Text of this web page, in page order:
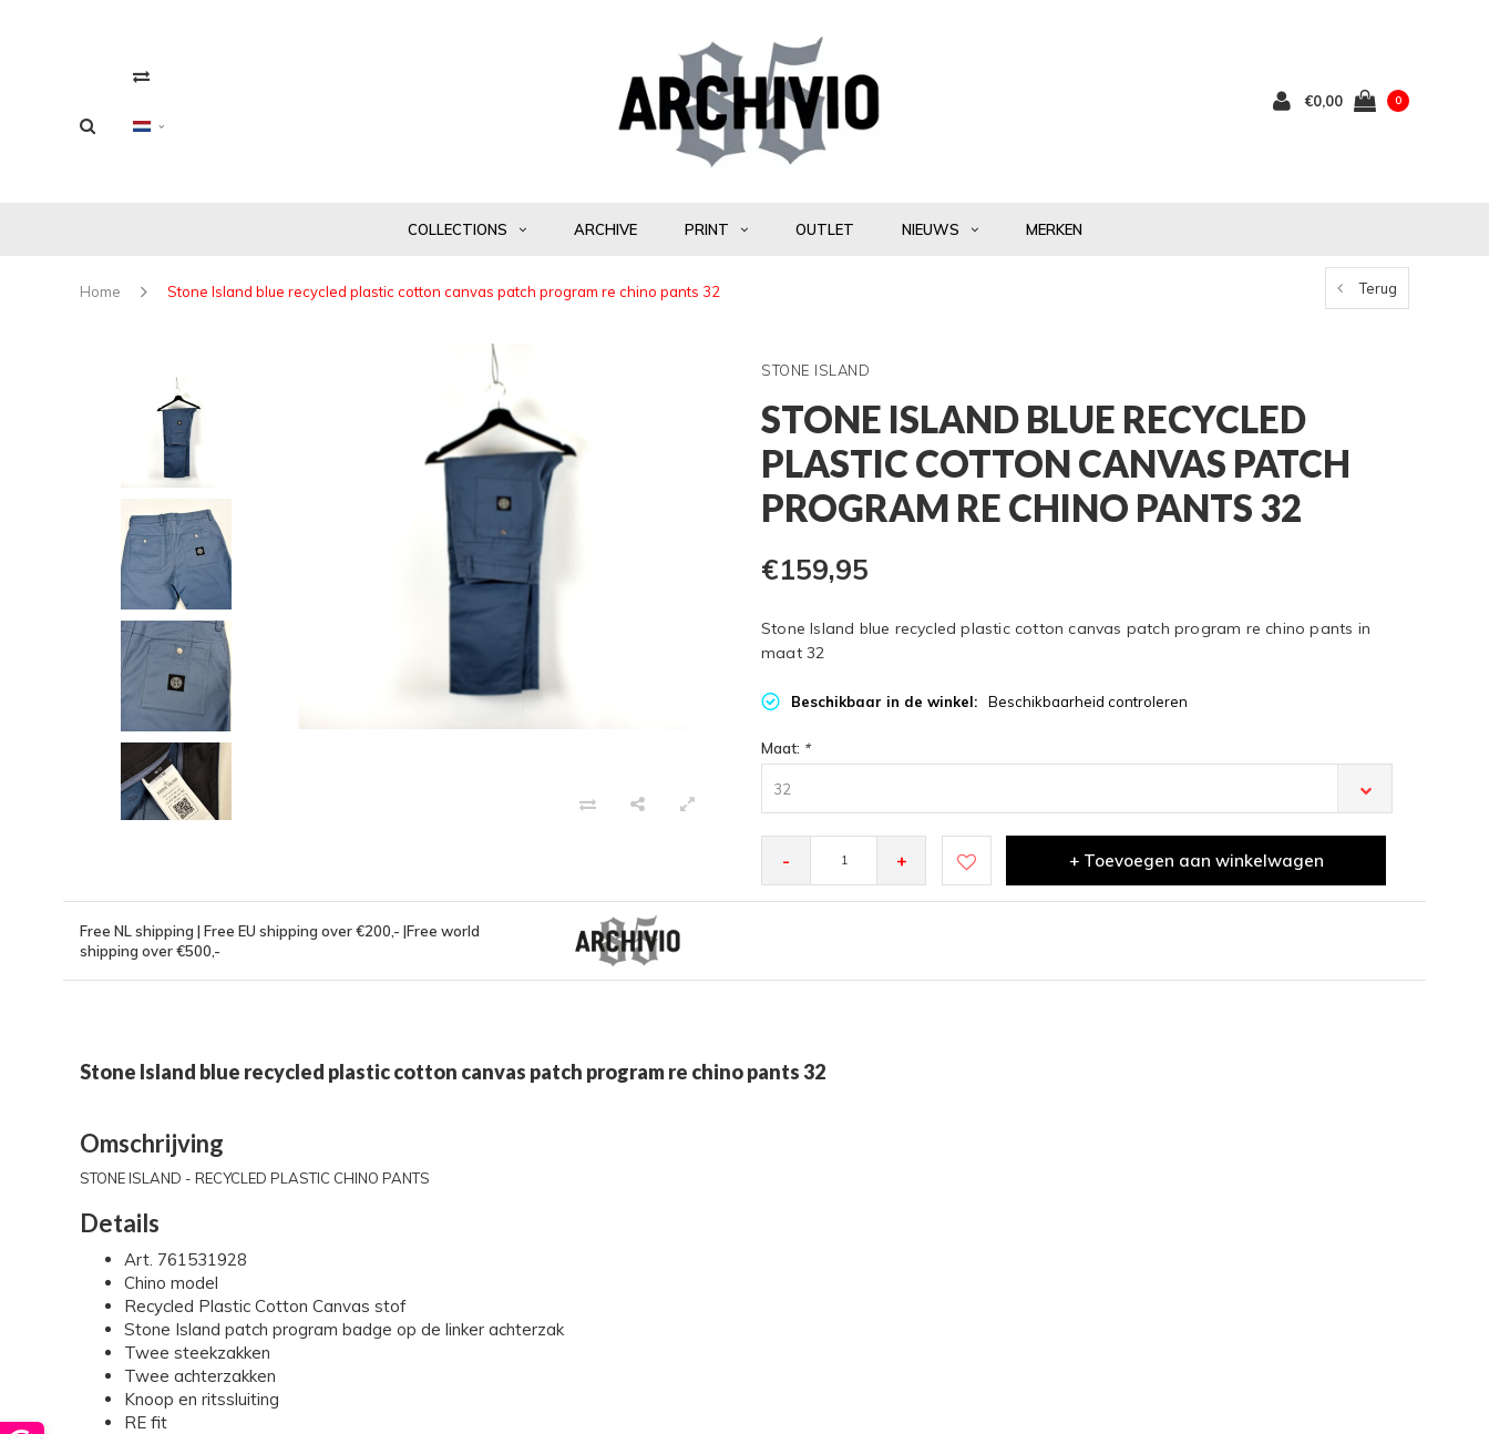
€0,00 0
COLLECTIONS ARCHIVE PRINT OUTLET NIEUWS MERKEN
Home Stone Island blue recycled plastic cotton canvas patch program re chino pants 32 Terug
STONE ISLAND
STONE ISLAND BLUE RECYCLED
PLASTIC COTTON CANVAS PATCH
PROGRAM RE CHINO PANTS 32
€159,95
Stone Island blue recycled plastic cotton canvas patch program re chino pants in
maat 32
Beschikbaar in de winkel: Beschikbaarheid controleren
Maat: *
32
- + + Toevoegen aan winkelwagen
Free NL shipping | Free EU shipping over €200,- |Free world
shipping over €500,-
Stone Island blue recycled plastic cotton canvas patch program re chino pants 32
Omschrijving
STONE ISLAND - RECYCLED PLASTIC CHINO PANTS
Details
Art. 761531928
Chino model
Recycled Plastic Cotton Canvas stof
Stone Island patch program badge op de linker achterzak
Twee steekzakken
Twee achterzakken
Knoop en ritssluiting
RE fit